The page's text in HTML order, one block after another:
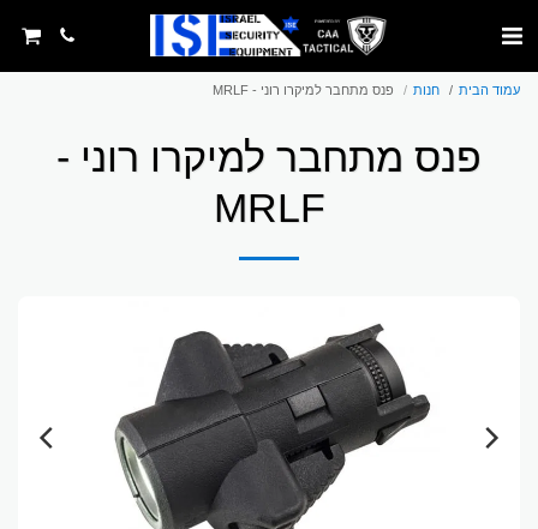
עמוד הבית חנות פנס מתחבר למיקרו רוני - MRLF
פנס מתחבר למיקרו רוני -
MRLF